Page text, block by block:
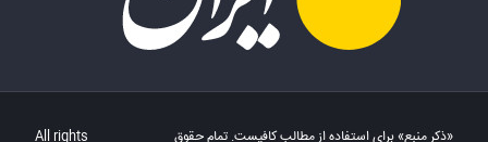
«ذکر منبع» برای استفاده از مطالب کافیست. تمام حقوق All rights